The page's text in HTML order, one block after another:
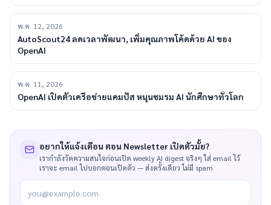
พ.ค. 12, 2026
AutoScout24 ลดเวลาพัฒนา, เพิ่มคุณภาพโค้ดด้วย AI ของ
OpenAI
พ.ค. 11, 2026
OpenAI เปิดตัวเครือข่ายแคมปัส หนุนชมรม AI นักศึกษาทั่วโลก
อยากให้แจ้งเตือน ตอน Newsletter เปิดตัวมั้ย?
เรากำลังวัดความสนใจก่อนเปิด weekly AI digest จริงๆ ใส่ email ไว้
เราจะ email ไปบอกตอนเปิดตัว — ส่งครั้งเดียว ไม่มี spam
you@example.com